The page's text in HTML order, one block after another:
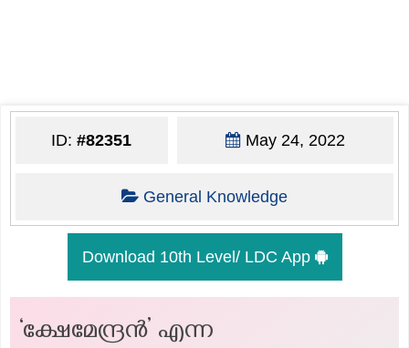
ID:#82351 May 24, 2022
General Knowledge
Download 10th Level/ LDC App
‘ക്ഷേമേന്ദ്രൻ’ എന്ന